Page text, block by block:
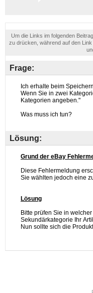
Um die Links im folgenden
zu drücken, während auf den
Frage:
Lösung: